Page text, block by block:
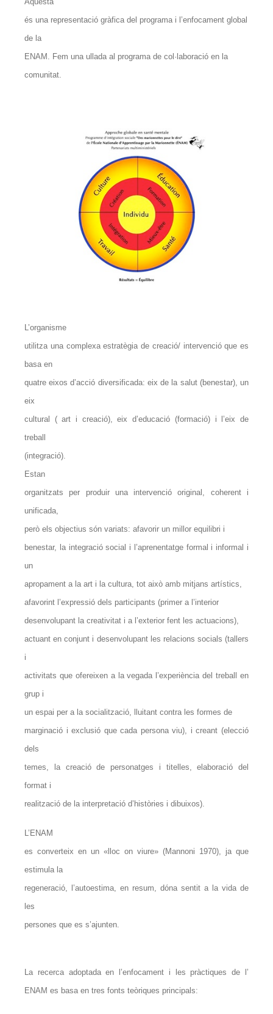
és una representació gràfica del programa i l’enfocament global
de la
ENAM. Fem una ullada al programa de col·laboració en la
comunitat.
L’organisme
utilitza una complexa estratègia de creació/ intervenció que es
basa en
quatre eixos d’acció diversificada: eix de la salut (benestar), un
eix
cultural ( art i creació), eix d’educació (formació) i l’eix de
treball
(integració).
Estan
organitzats per produir una intervenció original, coherent i
unificada,
però els objectius són variats: afavorir un millor equilibri i
benestar, la integració social i l’aprenentatge formal i informal i
un
apropament a la art i la cultura, tot això amb mitjans artístics,
afavorint l’expressió dels participants (primer a l’interior
desenvolupant la creativitat i a l’exterior fent les actuacions),
actuant en conjunt i desenvolupant les relacions socials (tallers
i
activitats que ofereixen a la vegada l’experiència del treball en
grup i
un espai per a la socialització, lluitant contra les formes de
marginació i exclusió que cada persona viu), i creant (elecció
dels
temes, la creació de personatges i titelles, elaboració del
format i
realització de la interpretació d’històries i dibuixos).
L’ENAM
es converteix en un «lloc on viure» (Mannoni 1970), ja que
estimula la
regeneració, l’autoestima, en resum, dóna sentit a la vida de
les
persones que es s’ajunten.
La recerca adoptada en l’enfocament i les pràctiques de l’
ENAM es basa en tres fonts teòriques principals: